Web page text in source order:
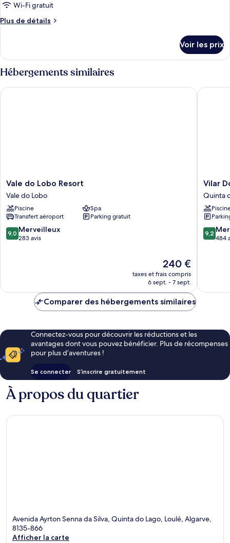
Wi-Fi gratuit
Plus de détails
Plus
le
type
de
chambre
Appartement,
Voir les prix
Hébergements similaires
Vale
do
Lobo
Resort
Vale
do
Lobo
Vale do Lobo Resort
Vale do Lobo
Piscine
Spa
Transfert aéroport
Parking gratuit
9.0
sur
9,0 Merveilleux
283 avis
Le
nouveau
prix
de
240 €
taxes et frais compris
6 sept. - 7 sept.
Vale do Lobo Resort
Vilar
Do
Golf
Quinta
do
Lago
Vilar
Quinta
9.2
sur
9,2
484
Vilar Do
Comparer des hébergements similaires
Connectez-vous pour découvrir les réductions et les
avantages dont vous pouvez bénéficier. Plus de récompenses
pour plus d’aventures !
Se connecter S’inscrire gratuitement
À propos du quartier
Avenida Ayrton Senna da Silva, Quinta do Lago, Loulé, Algarve,
8135-866
Afficher la carte